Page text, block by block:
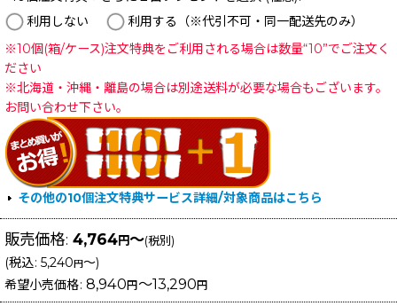
利用しない
利用する（※代引不可・同一配送先のみ）
※10個(箱/ケース)注文特典をご利用される場合は数量“10”でご注文く
ださい
※北海道・沖縄・離島の場合は別途送料が必要な場合もございます。
お問い合わせ下さい。
その他の10個注文特典サービス詳細/対象商品はこちら
販売価格: 4,764円～(税別)
(税込: 5,240円～)
希望小売価格: 8,940円～13,290円